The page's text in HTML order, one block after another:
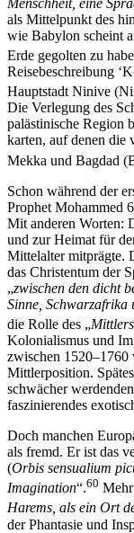
wie Babylon scheint
Erde gegolten zu
Reisebeschreibung
Hauptstadt Ninive
Die Verlegung des
palästinische Region
karten, auf denen die
Mekka und Bagdad
Prophet Mohammed
Mit anderen Worten:
und zur Heimat für
Mittelalter mitprägte.
das Christentum der
„zwischen den dicht
Sinne,
die Rolle des „Mittlers
Kolonialismus und
zwischen
Mittlerposition.
schwächer
faszinierendes
als fremd. Er ist das
(Orbis sensualium
Imagination“.60Mehr
Harems, als ein Ort
der Phantasie und
← 26 |27 →